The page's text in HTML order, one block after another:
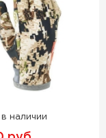
в наличии